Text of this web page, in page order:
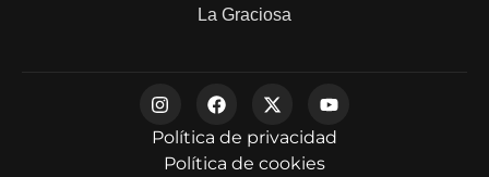
La Graciosa
Política de privacidad
Política de cookies